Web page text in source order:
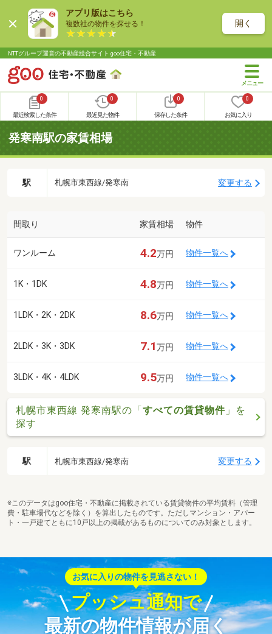
アプリ版はこちら
複数社の物件を探せる！ 開く
NTTグループ運営の不動産総合サイト goo住宅・不動産
0
最近検索した条件
0
最近見た物件
0
保存した条件
0
お気に入り
発寒南駅の家賃相場
駅 札幌市東西線/発寒南 変更する
間取り 家賃相場 物件
ワンルーム 4.2万円 物件一覧へ
1K・1DK 4.8万円 物件一覧へ
1LDK・2K・2DK 8.6万円 物件一覧へ
2LDK・3K・3DK 7.1万円 物件一覧へ
3LDK・4K・4LDK 9.5万円 物件一覧へ
札幌市東西線 発寒南駅の「すべての賃貸物件 」を
探す
駅 札幌市東西線/発寒南 変更する
※このデータはgoo住宅・不動産に掲載されている賃貸物件の平均賃料（管理
費・駐車場代などを除く）を算出したものです。ただしマンション・アパー
ト・一戸建てともに10戸以上の掲載があるものについてのみ対象とします。
お気に入りの物件を見逃さない！
プッシュ通知で
最新の物件情報が届く